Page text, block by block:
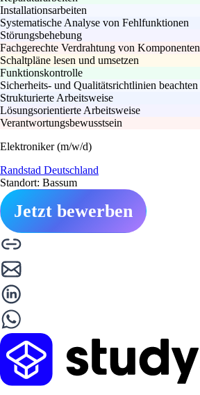
Installationsarbeiten
Systematische Analyse von Fehlfunktionen
Störungsbehebung
Fachgerechte Verdrahtung von Komponenten
Schaltpläne lesen und umsetzen
Funktionskontrolle
Sicherheits- und Qualitätsrichtlinien beachten
Strukturierte Arbeitsweise
Lösungsorientierte Arbeitsweise
Verantwortungsbewusstsein
Elektroniker (m/w/d)
Randstad Deutschland
Standort: Bassum
Jetzt bewerben